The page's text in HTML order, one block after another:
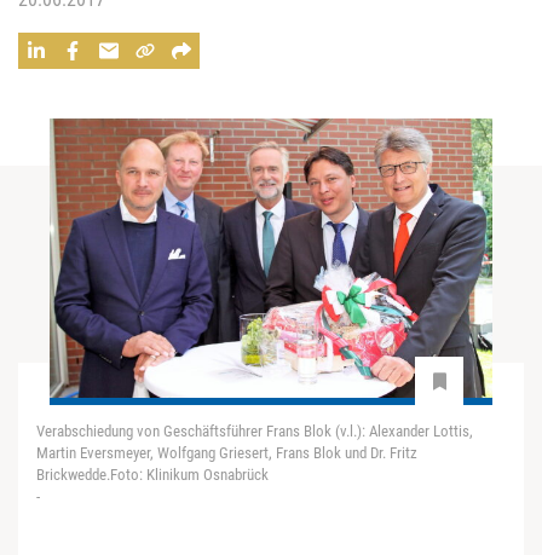
Verabschiedung von Geschäftsführer Frans Blok (v.l.): Alexander Lottis,
Martin Eversmeyer, Wolfgang Griesert, Frans Blok und Dr. Fritz
Brickwedde.Foto: Klinikum Osnabrück
-